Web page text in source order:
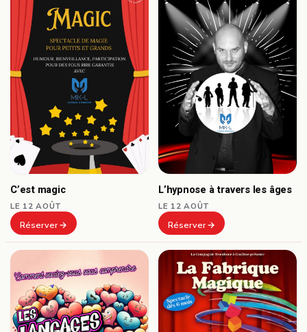
C’est magic
LE 12 AOÛT
Réserver
L’hypnose à travers les âges
LE 12 AOÛT
Réserver